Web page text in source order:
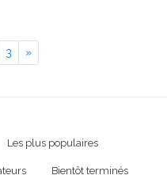
3 »Next
Les plus populaires
Bientôt terminés